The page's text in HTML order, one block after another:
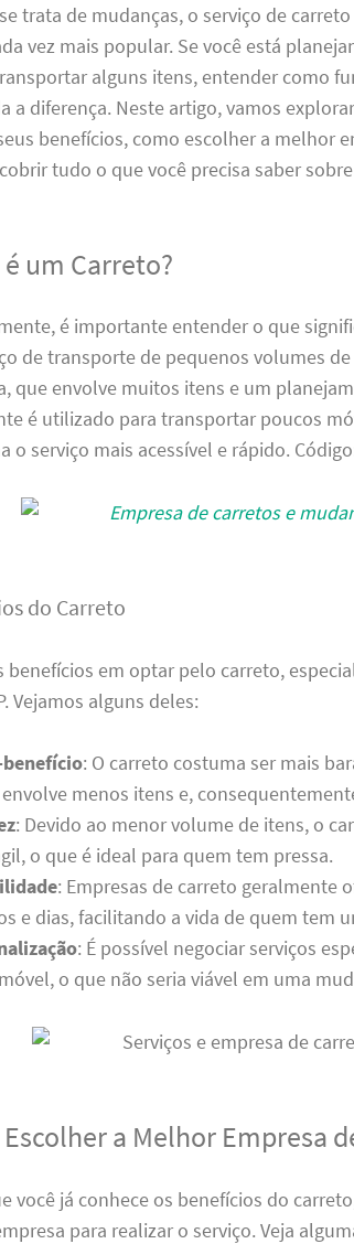
trata de mudanças, o serviço de
vez mais popular. Se você está
alguns itens, entender como
a diferença. Neste artigo, vamos
benefícios, como escolher a melhor
tudo o que você precisa saber
é um Carreto?
é importante entender o que
de transporte de pequenos volumes
que envolve muitos itens e um
é utilizado para transportar poucos
o serviço mais acessível e rápido.
do Carreto
benefícios em optar pelo carreto,
Vejamos alguns deles:
: O carreto costuma ser mais
menos itens e,
: Devido ao menor volume de itens, o
o que é ideal para quem tem pressa.
: Empresas de carreto geralmente
e dias, facilitando a vida de quem tem
: É possível negociar serviços
o que não seria viável em uma
a Melhor Empresa
você já conhece os benefícios do
para realizar o serviço. Veja